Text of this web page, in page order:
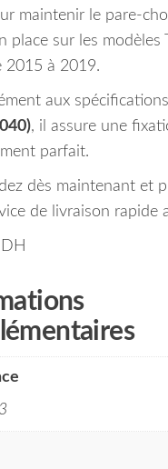
maintenir le pare-
place sur les modèles
2015 à 2019.
aux spécifications
, il assure une
parfait.
dès maintenant et
de livraison rapide